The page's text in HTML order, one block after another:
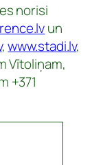
norisi
un
,www.stadi.lv,
Vītoliņam,
+371